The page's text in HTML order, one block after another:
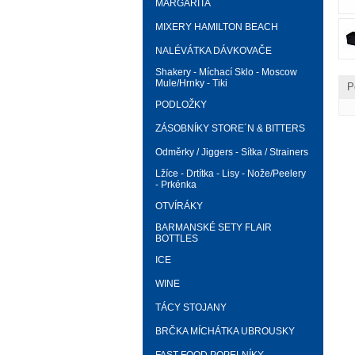
MARGARITA
MIXERY HAMILTON BEACH
NALÉVÁTKA DÁVKOVAČE
Shakery - Míchací Sklo - Moscow
Mule/Hrnky - Tiki
PODLOŽKY
ZÁSOBNÍKY STORE´N & BITTERS
Odměrky / Jiggers - Sítka / Strainers
Lžíce - Drtítka - Lisy - Nože/Peelery
- Prkénka
OTVÍRÁKY
BARMANSKÉ SETY FLAIR
BOTTLES
ICE
WINE
TÁCY STOJANY
BRČKA MÍCHÁTKA UBROUSKY